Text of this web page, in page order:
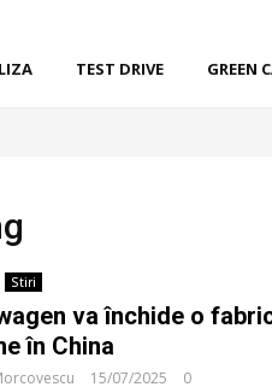
TEST DRIVE GREEN
Stiri
va închide o
în China
15/07/2025 0